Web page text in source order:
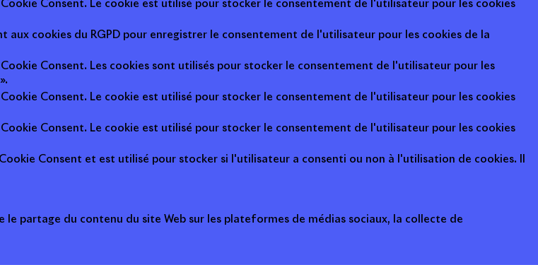
Consent. Le cookie est utilisé pour stocker le consentement de l'utilisateur pour les cookies
aux cookies du RGPD pour enregistrer le consentement de l'utilisateur pour les cookies de la
Consent. Les cookies sont utilisés pour stocker le consentement de l'utilisateur pour les
Consent. Le cookie est utilisé pour stocker le consentement de l'utilisateur pour les cookies
Consent. Le cookie est utilisé pour stocker le consentement de l'utilisateur pour les cookies
Consent et est utilisé pour stocker si l'utilisateur a consenti ou non à l'utilisation de cookies. Il
partage du contenu du site Web sur les plateformes de médias sociaux, la collecte de